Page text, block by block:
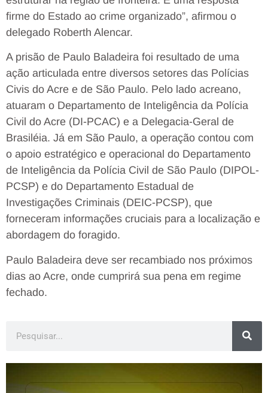
firme do Estado ao crime organizado”, afirmou o
delegado Roberth Alencar.
A prisão de Paulo Baladeira foi resultado de uma
ação articulada entre diversos setores das Polícias
Civis do Acre e de São Paulo. Pelo lado acreano,
atuaram o Departamento de Inteligência da Polícia
Civil do Acre (DI-PCAC) e a Delegacia-Geral de
Brasiléia. Já em São Paulo, a operação contou com
o apoio estratégico e operacional do Departamento
de Inteligência da Polícia Civil de São Paulo (DIPOL-
PCSP) e do Departamento Estadual de
Investigações Criminais (DEIC-PCSP), que
forneceram informações cruciais para a localização e
abordagem do foragido.
Paulo Baladeira deve ser recambiado nos próximos
dias ao Acre, onde cumprirá sua pena em regime
fechado.